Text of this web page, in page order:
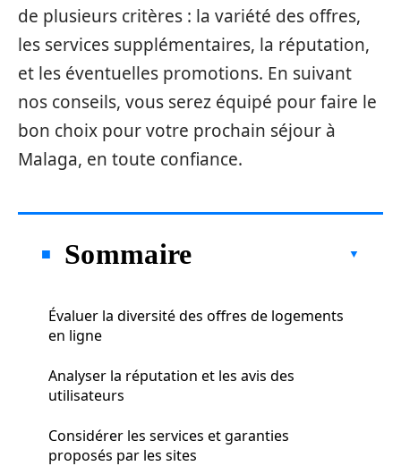
de plusieurs critères : la variété des offres,
les services supplémentaires, la réputation,
et les éventuelles promotions. En suivant
nos conseils, vous serez équipé pour faire le
bon choix pour votre prochain séjour à
Malaga, en toute confiance.
Sommaire
Évaluer la diversité des offres de logements
en ligne
Analyser la réputation et les avis des
utilisateurs
Considérer les services et garanties
proposés par les sites